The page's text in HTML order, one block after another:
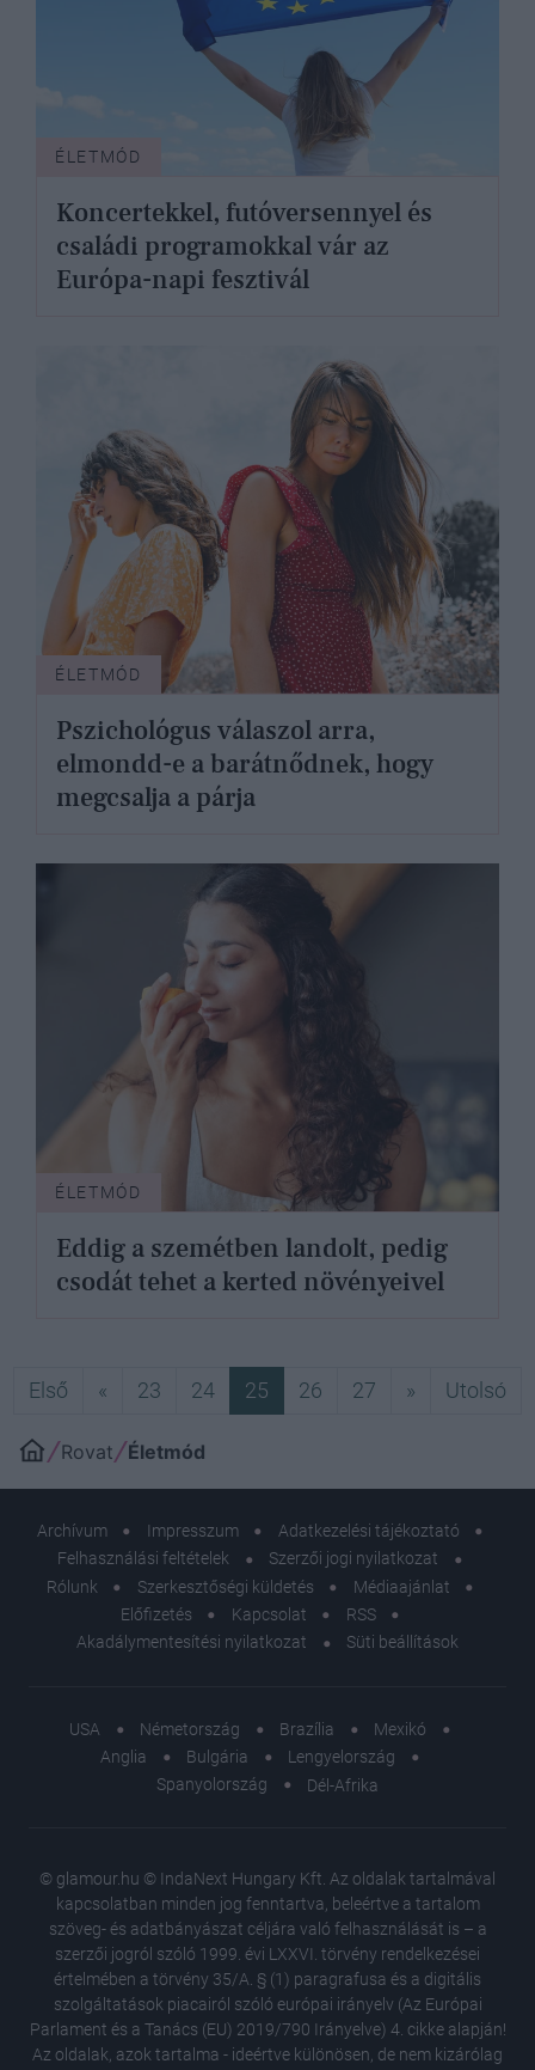
ÉLETMÓD
Koncertekkel, futóversennyel és
családi programokkal vár az
Európa-napi fesztivál
ÉLETMÓD
Pszichológus válaszol arra,
elmondd-e a barátnődnek, hogy
megcsalja a párja
ÉLETMÓD
Eddig a szemétben landolt, pedig
csodát tehet a kerted növényeivel
Első Első
« Előző
23 24 25 26 27 » Következő
Utolsó
Rovat Életmód
Archívum Impresszum
Adatkezelési tájékoztató
Felhasználási feltételek
Szerzői jogi nyilatkozat
Rólunk
Szerkesztőségi küldetés
Médiaajánlat
Előfizetés
Kapcsolat
RSS
Akadálymentesítési nyilatkozat
Süti beállítások
USA Németország Brazília
Mexikó
Anglia
Bulgária
Lengyelország
Spanyolország
Dél-Afrika
© glamour.hu © IndaNext Hungary Kft. Az oldalak tartalmával
kapcsolatban minden jog fenntartva, beleértve a tartalom
szöveg- és adatbányászat céljára való felhasználását is – a
szerzői jogról szóló 1999. évi LXXVI. törvény rendelkezései
értelmében a törvény 35/A. § (1) paragrafusa és a digitális
szolgáltatások piacairól szóló európai irányelv (Az Európai
Parlament és a Tanács (EU) 2019/790 Irányelve) 4. cikke alapján!
Az oldalak, azok tartalma - ideértve különösen, de nem kizárólag